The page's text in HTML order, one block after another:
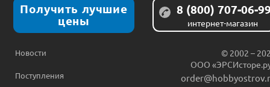
Получить лучшие
цены
8 (800) 707-06-
интернет-магазин
Новости
Поступления
© 2002 –
ООО